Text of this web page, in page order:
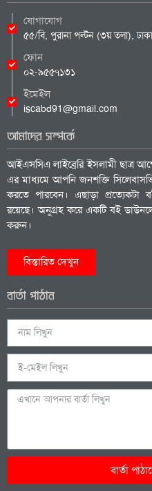
যোগাযোগ
৫৫/বি, পুরানা পল্টন (৩য় তলা),
ফোন
০২-৯৫৫৭১৩১
ইমেইল
iscabd91@gmail.com
আমাদের সম্পর্কে
আইএসসিএ লাইব্রেরি ইসলামী ছাত্র
এর মাধ্যমে আপনি জনশক্তি
করতে পারবেন। এছাড়া প্রত্যেকটা
রয়েছে। অনুগ্রহ করে একটি বই
করুন।
বিস্তারিত দেখুন
বার্তা পাঠান
বার্তা